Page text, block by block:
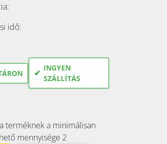
idő:
✔ INGYEN
SZÁLLÍTÁS
terméknek a minimálisan
mennyisége 2